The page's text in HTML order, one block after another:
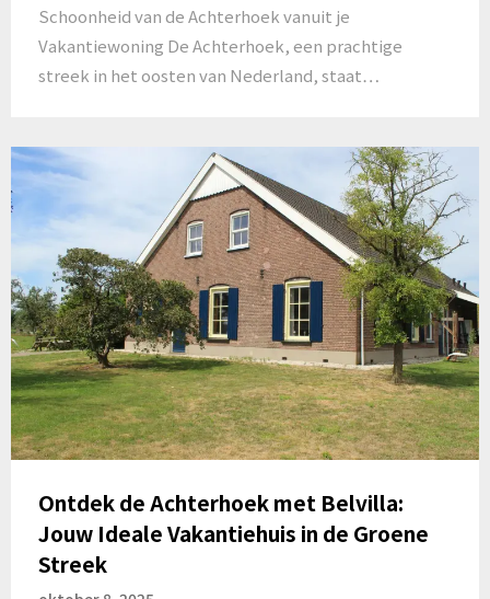
Schoonheid van de Achterhoek vanuit je
Vakantiewoning De Achterhoek, een prachtige
streek in het oosten van Nederland, staat…
Ontdek de Achterhoek met Belvilla:
Jouw Ideale Vakantiehuis in de Groene
Streek